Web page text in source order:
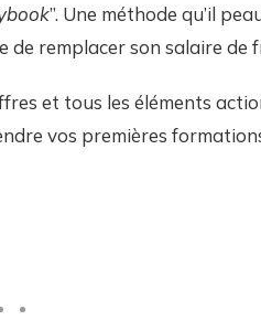
”. Une méthode qu’il
remplacer son salaire de
et tous les éléments
vos premières